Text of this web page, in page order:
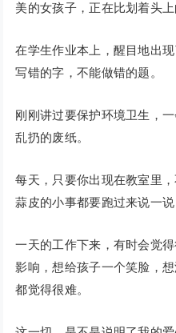
美的女孩子，正在比划着头上
在学生作业本上，醒目地出
写错的字，不能做错的题。
刚刚讲过要保护环境卫生，
乱扔的废纸。
每天，只要你出现在教室里
蒜皮的小事都要跑过来说一说
一天的工作下来，有时会觉
影响，想给孩子一个笑脸，
都觉得很难。